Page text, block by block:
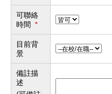
可聯絡
時間 *
目前背
景
備註描
述